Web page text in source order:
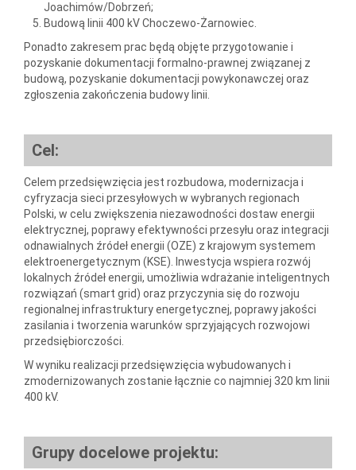
Joachimów/Dobrzeń;
Budową linii 400 kV Choczewo-Żarnowiec.
Ponadto zakresem prac będą objęte przygotowanie i
pozyskanie dokumentacji formalno-prawnej związanej z
budową, pozyskanie dokumentacji powykonawczej oraz
zgłoszenia zakończenia budowy linii.
Cel:
Celem przedsięwzięcia jest rozbudowa, modernizacja i
cyfryzacja sieci przesyłowych w wybranych regionach
Polski, w celu zwiększenia niezawodności dostaw energii
elektrycznej, poprawy efektywności przesyłu oraz integracji
odnawialnych źródeł energii (OZE) z krajowym systemem
elektroenergetycznym (KSE). Inwestycja wspiera rozwój
lokalnych źródeł energii, umożliwia wdrażanie inteligentnych
rozwiązań (smart grid) oraz przyczynia się do rozwoju
regionalnej infrastruktury energetycznej, poprawy jakości
zasilania i tworzenia warunków sprzyjających rozwojowi
przedsiębiorczości.
W wyniku realizacji przedsięwzięcia wybudowanych i
zmodernizowanych zostanie łącznie co najmniej 320 km linii
400 kV.
Grupy docelowe projektu: